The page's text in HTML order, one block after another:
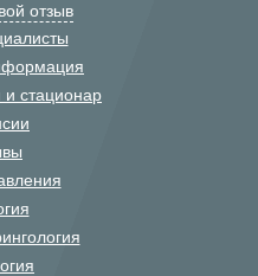
отзыв
стационар